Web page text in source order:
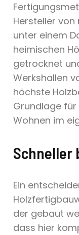
Hersteller
unter einem
heimischen
getrocknet
Werkshallen
höchste
Grundlage
Wohnen im
Schneller
Ein
der gebaut
dass hier